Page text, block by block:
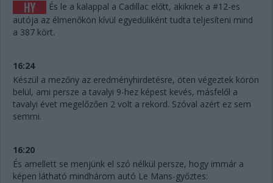
És le a kalappal a Cadillac előtt, akiknek a #12-es
autója az élmenőkön kívül egyedüliként tudta teljesíteni mind
a 387 kört.
16:24
Készül a mezőny az eredményhirdetésre, öten végeztek körön
belül, ami persze a tavalyi 9-hez képest kevés, másfelől a
tavalyi évet megelőzően 2 volt a rekord. Szóval azért ez sem
semmi.
16:20
És amellett se menjünk el szó nélkül persze, hogy immár a
képen látható mindhárom autó Le Mans-győztes: